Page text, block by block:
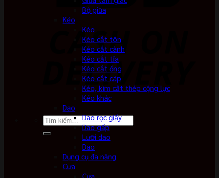
Tìm
Bộ giũa
Kéo
Kéo
Kéo cắt tôn
Kéo cắt cành
Kéo cắt tỉa
Kéo cắt ống
Kéo cắt cáp
Kéo, kìm cắt thép cộng lực
Kéo khác
Dao
Dao rọc giấy
Dao gấp
Lưỡi dao
Dao
Dụng cụ đa năng
Cưa